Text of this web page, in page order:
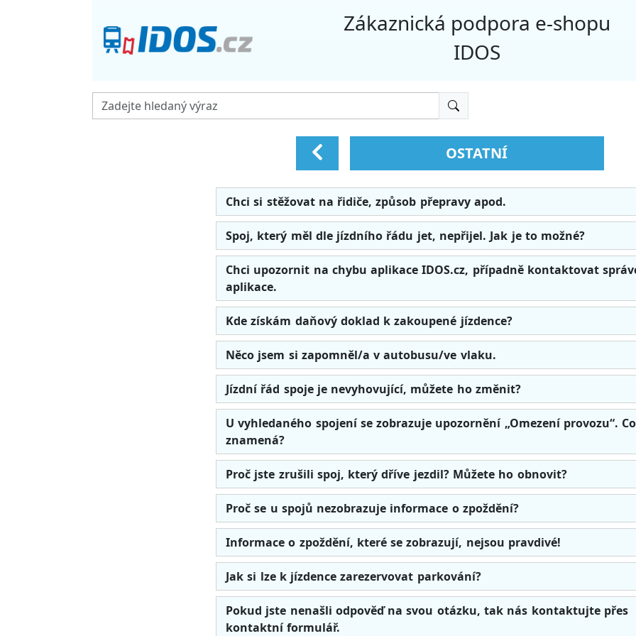
Zákaznická podpora e-shopu
IDOS
OSTATNÍ
Chci si stěžovat na řidiče, způsob přepravy apod.
Spoj, který měl dle jízdního řádu jet, nepřijel. Jak je to možné?
Chci upozornit na chybu aplikace IDOS.cz, případně kontaktovat
aplikace.
Kde získám daňový doklad k zakoupené jízdence?
Něco jsem si zapomněl/a v autobusu/ve vlaku.
Jízdní řád spoje je nevyhovující, můžete ho změnit?
U vyhledaného spojení se zobrazuje upozornění „Omezení provozu“.
znamená?
Proč jste zrušili spoj, který dříve jezdil? Můžete ho obnovit?
Proč se u spojů nezobrazuje informace o zpoždění?
Informace o zpoždění, které se zobrazují, nejsou pravdivé!
Jak si lze k jízdence zarezervovat parkování?
Pokud jste nenašli odpověď na svou otázku, tak nás kontaktujte přes
kontaktní formulář.